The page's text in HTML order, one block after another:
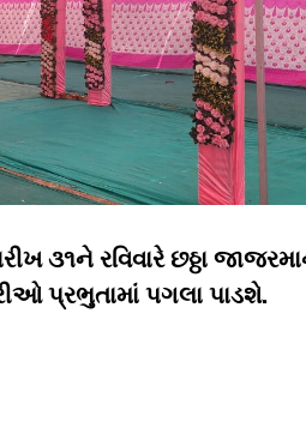
૩૧ને રવિવારે છઠ્ઠા
પ્રભુતામાં પગલા પાડશે.